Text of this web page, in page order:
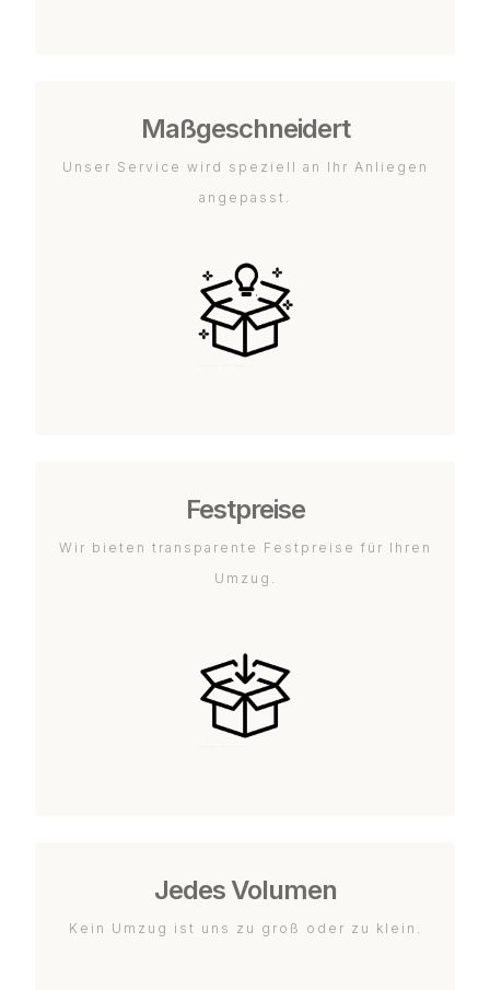
Maßgeschneidert
Unser Service wird speziell an Ihr Anliegen
angepasst.
Festpreise
Wir bieten transparente Festpreise für Ihren
Umzug.
Jedes Volumen
Kein Umzug ist uns zu groß oder zu klein.